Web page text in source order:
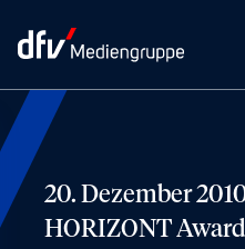
20. Dezember
HORIZONT